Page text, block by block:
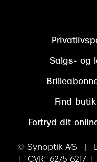
Salgs- og
Find butik
Fortryd dit
© Synoptik A/S |
| CVR: 6275